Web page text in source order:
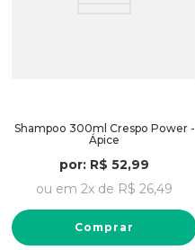
Shampoo 300ml Crespo Power -
Ápice
por: R$ 52,99
ou em 2x de R$ 26,49
Comprar